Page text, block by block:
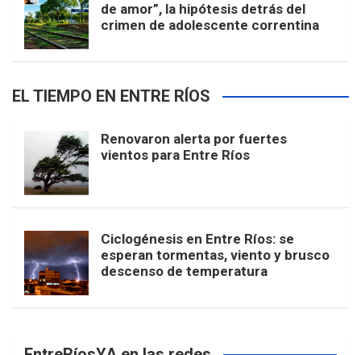
de amor”, la hipótesis detrás del
crimen de adolescente correntina
EL TIEMPO EN ENTRE RÍOS
Renovaron alerta por fuertes
vientos para Entre Ríos
Ciclogénesis en Entre Ríos: se
esperan tormentas, viento y brusco
descenso de temperatura